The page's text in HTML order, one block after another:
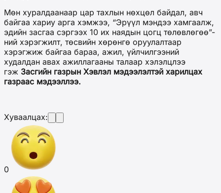
Мөн хуралдаанаар цар тахлын нөхцөл байдал, авч
байгаа хариу арга хэмжээ, “Эрүүл мэндээ хамгаалж,
эдийн засгаа сэргээх 10 их наядын цогц төлөвлөгөө”-
ний хэрэгжилт, төсвийн хөрөнгө оруулалтаар
хэрэгжиж байгаа бараа, ажил, үйлчилгээний
худалдан авах ажиллагааны талаар хэлэлцлээ
гэж Засгийн газрын Хэвлэл мэдээлэлтэй харилцах
газраас мэдээллээ.
Хуваалцах:
0